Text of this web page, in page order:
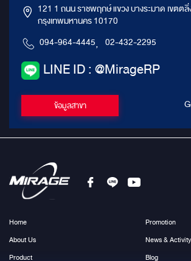
121 1 ถนน ราชพฤกษ์ แขวง บางระมาด เขตต
กรุงเทพมหานคร 10170
094-964-4445, 02-432-2295
LINE ID : @MirageRP
ข้อมูลสาขา
Home
About Us
Product
Promotion
News & Activity
Blog